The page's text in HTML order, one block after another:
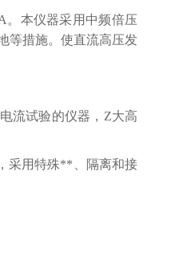
。本仪器采用中频倍压
等措施。使直流高压发
流试验的仪器，Z大高
采用特殊**、隔离和接